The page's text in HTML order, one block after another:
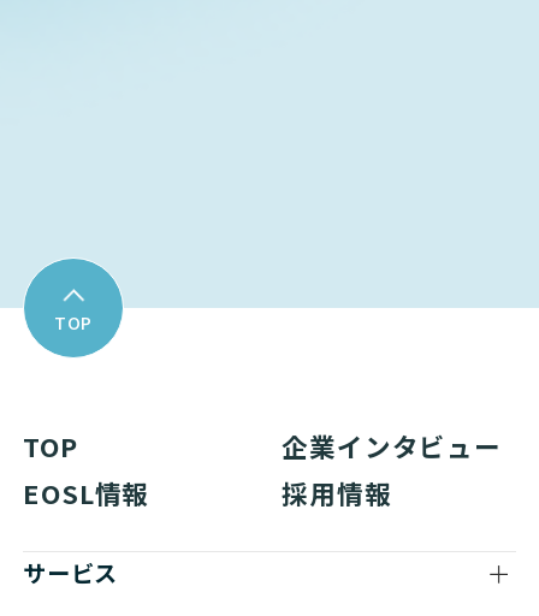
TOP
TOP
企業インタビュー
EOSL情報
採用情報
サービス